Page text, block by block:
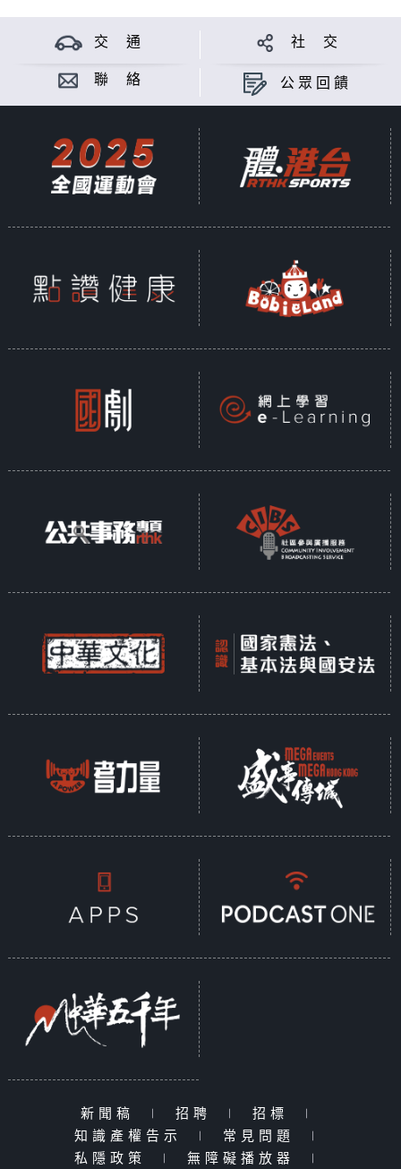
交 通 社 交
聯 絡 公眾回饋
新聞稿 | 招聘 | 招標
|
知識產權告示
| 常見問題
|
私隱政策
| 無障礙播放器 |